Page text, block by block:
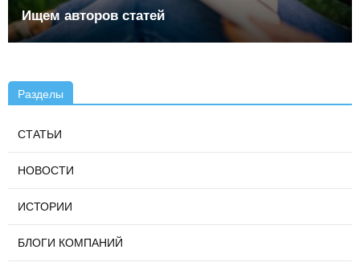
Ищем авторов статей
Разделы
СТАТЬИ
НОВОСТИ
ИСТОРИИ
БЛОГИ КОМПАНИЙ